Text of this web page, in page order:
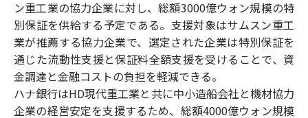
ン重工業の協力企業に対し、総額3000億ウォン規模の特
別保証を供給する予定である。支援対象はサムスン重工
業が推薦する協力企業で、選定された企業は特別保証を
通じた流動性支援と保証料全額支援を受けることで、資
金調達と金融コストの負担を軽減できる。
ハナ銀行はHD現代重工業と共に中小造船会社と機材協力
企業の経営安定を支援するため、総額4000億ウォン規模